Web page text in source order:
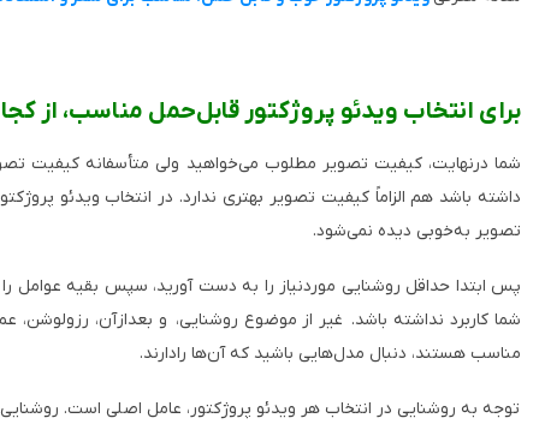
برای انتخاب ویدئو پروژکتور قابل‌حمل مناسب، از
شما درنهایت، کیفیت تصویر مطلوب می‌خواهید ولی متأسفانه کیفیت
داشته باشد هم الزاماً کیفیت تصویر بهتری ندارد. در انتخاب ویدئو
تصویر به‌خوبی دیده نمی‌شود.
پس ابتدا حداقل روشنایی موردنیاز را به دست آورید، سپس بقیه عوامل
شما کاربرد نداشته باشد. غیر از موضوع روشنایی، و بعدازآن،
مناسب هستند، دنبال مدل‌هایی باشید که آن‌ها رادارند.
توجه به روشنایی در انتخاب هر ویدئو پروژکتور، عامل اصلی است.